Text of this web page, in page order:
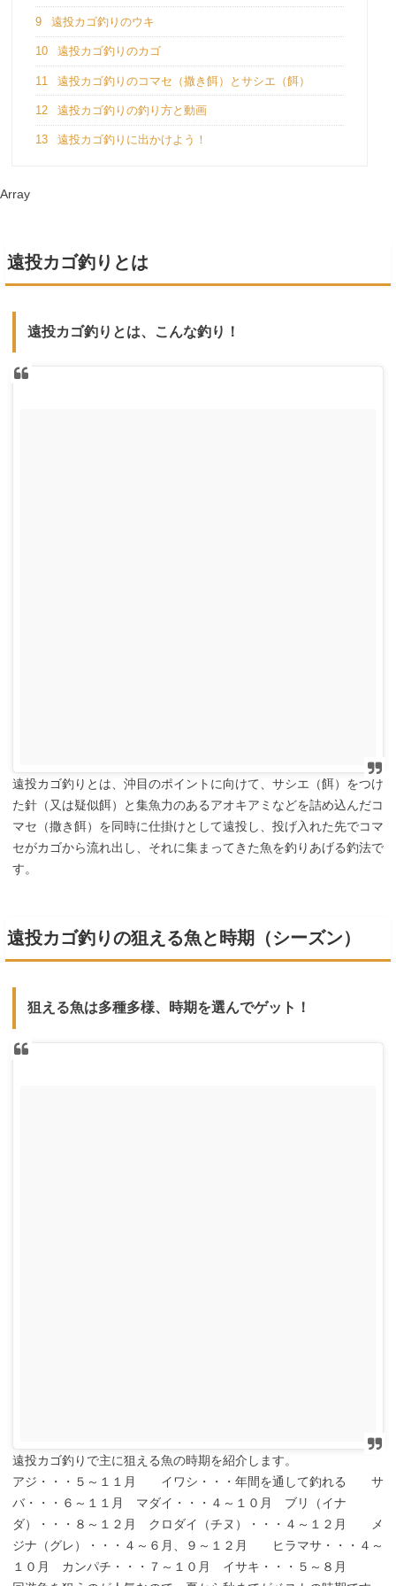
9 遠投カゴ釣りのウキ
10 遠投カゴ釣りのカゴ
11 遠投カゴ釣りのコマセ（撒き餌）とサシエ（餌）
12 遠投カゴ釣りの釣り方と動画
13 遠投カゴ釣りに出かけよう！
Array
遠投カゴ釣りとは
遠投カゴ釣りとは、こんな釣り！
遠投カゴ釣りとは、沖目のポイントに向けて、サシエ（餌）をつけ
た針（又は疑似餌）と集魚力のあるアオキアミなどを詰め込んだコ
マセ（撒き餌）を同時に仕掛けとして遠投し、投げ入れた先でコマ
セがカゴから流れ出し、それに集まってきた魚を釣りあげる釣法で
す。
遠投カゴ釣りの狙える魚と時期（シーズン）
狙える魚は多種多様、時期を選んでゲット！
遠投カゴ釣りで主に狙える魚の時期を紹介します。
アジ・・・５～１１月 イワシ・・・年間を通して釣れる サ
バ・・・６～１１月 マダイ・・・４～１０月 ブリ（イナ
ダ）・・・８～１２月 クロダイ（チヌ）・・・４～１２月 メ
ジナ（グレ）・・・４～６月、９～１２月 ヒラマサ・・・４～
１０月 カンパチ・・・７～１０月 イサキ・・・５～８月